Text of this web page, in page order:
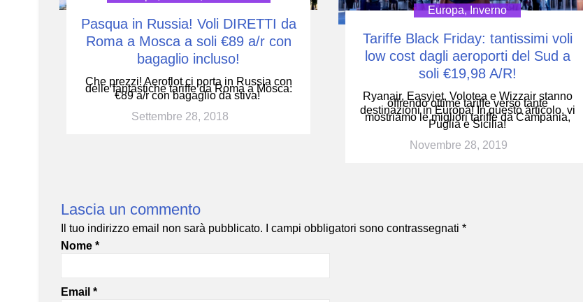
Pasqua in Russia! Voli DIRETTI da
Roma a Mosca a soli €89 a/r con
bagaglio incluso!
Che prezzi! Aeroflot ci porta in Russia con
delle fantastiche tariffe da Roma a Mosca:
€89 a/r con bagaglio da stiva!
Settembre 28, 2018
Europa,Inverno
Tariffe Black Friday: tantissimi voli
low cost dagli aeroporti del Sud a
soli €19,98 A/R!
Ryanair, Easyjet, Volotea e Wizzair stanno
offrendo ottime tariffe verso tante
destinazioni in Europa! In questo articolo, vi
mostriamo le migliori tariffe da Campania,
Puglia e Sicilia!
Novembre 28, 2019
Lascia un commento
Il tuo indirizzo email non sarà pubblicato. I campi obbligatori sono contrassegnati *
Nome *
Email *